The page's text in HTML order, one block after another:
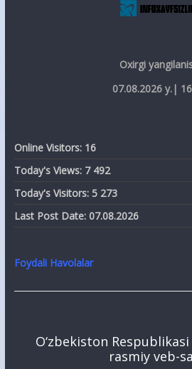
Oxirgi
07.08.2026 y.|
Online Visitors: 16
Today's Views: 7 492
Today's Visitors: 5 273
Last Post Date: 07.08.2026
Foydali Havolalar
O‘zbekiston
rasmiy veb-